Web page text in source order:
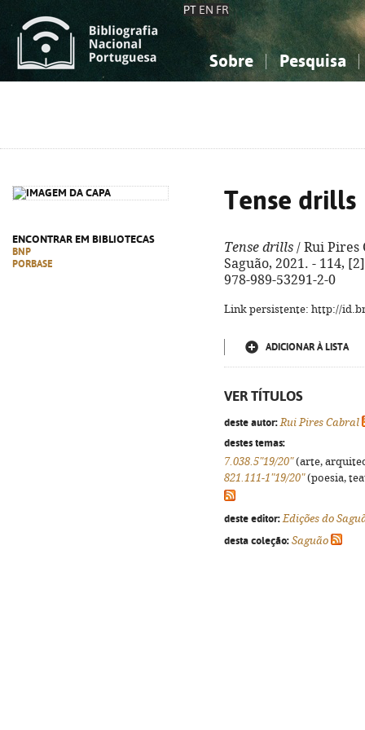
PT EN FR
Sobre Pesquisa
ENCONTRAR EM BIBLIOTECAS
BNP
PORBASE
Tense drills
Tense drills / Rui Pires
Saguão, 2021. - 114,
978-989-53291-2-0
Link persistente: http://
ADICIONAR À LISTA
VER TÍTULOS
deste autor: Rui Pires Cabral
destes temas:
7.038.5"19/20"(arte,
821.111-1"19/20"(poesia,
deste editor: Edições do
desta coleção: Saguão